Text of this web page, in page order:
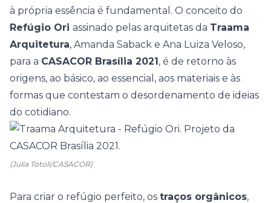
à própria essência é fundamental. O conceito do
Refúgio Ori assinado pelas arquitetas da Traama
Arquitetura, Amanda Saback e Ana Luiza Veloso,
para a CASACOR Brasília 2021, é de retorno às
origens, ao básico, ao essencial, aos materiais e às
formas que contestam o desordenamento de ideias
do cotidiano.
(Julia Totoli/CASACOR)
Para criar o refúgio perfeito, os traços orgânicos,